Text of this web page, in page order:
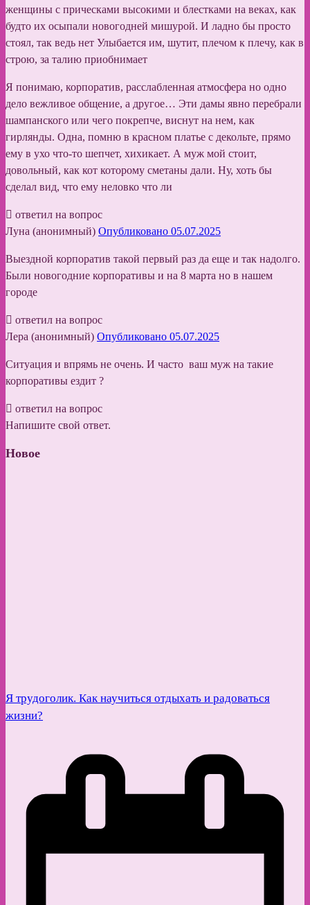
женщины с прическами высокими и блестками на веках, как
будто их осыпали новогодней мишурой. И ладно бы просто
стоял, так ведь нет Улыбается им, шутит, плечом к плечу, как в
строю, за талию приобнимает
Я понимаю, корпоратив, расслабленная атмосфера но одно
дело вежливое общение, а другое… Эти дамы явно перебрали
шампанского или чего покрепче, виснут на нем, как
гирлянды. Одна, помню в красном платье с декольте, прямо
ему в ухо что-то шепчет, хихикает. А муж мой стоит,
довольный, как кот которому сметаны дали. Ну, хоть бы
сделал вид, что ему неловко что ли
ответил на вопрос
Луна (анонимный) Опубликовано 05.07.2025
Выездной корпоратив такой первый раз да еще и так надолго.
Были новогодние корпоративы и на 8 марта но в нашем
городе
ответил на вопрос
Лера (анонимный) Опубликовано 05.07.2025
Ситуация и впрямь не очень. И часто ваш муж на такие
корпоративы ездит ?
ответил на вопрос
Напишите свой ответ.
Новое
Я трудоголик. Как научиться отдыхать и радоваться
жизни?